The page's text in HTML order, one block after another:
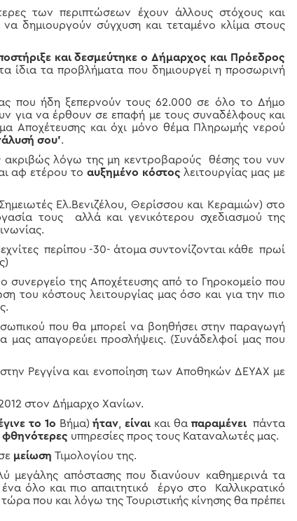
των περιπτώσεων έχουν άλλους στόχους και
δημιουργούν σύγχυση και τεταμένο κλίμα στους
και δεσμεύτηκε ο Δήμαρχος και Πρόεδρος
ίδια τα προβλήματα που δημιουργεί η προσωρινή
που ήδη ξεπερνούν τους 62.000 σε όλο το Δήμο
για να έρθουν σε επαφή με τους συναδέλφους και
Αποχέτευσης και όχι μόνο θέμα Πληρωμής νερού
σου’.
ακριβώς λόγω της μη κεντροβαρούς θέσης του νυν
αφ ετέρου το αυξημένο κόστος λειτουργίας μας με
Ελ.Βενιζέλου, Θερίσσου και Κεραμιών) στο
τους αλλά και γενικότερου σχεδιασμού της
περίπου -30- άτομα συντονίζονται κάθε πρωί
της Αποχέτευσης από το Γηροκομείο που
του κόστους λειτουργίας μας όσο και για την πιο
που θα μπορεί να βοηθήσει στην παραγωγή
μας απαγορεύει προσλήψεις. (Συνάδελφοί μας που
Ρεγγίνα και ενοποίηση των Αποθηκών ΔΕΥΑΧ με
στον Δήμαρχο Χανίων.
το 1ο Βήμα)ήταν,είναι και θα παραμένει πάντα
φθηνότερες υπηρεσίες προς τους Καταναλωτές μας.
μείωση Τιμολογίου της.
μεγάλης απόστασης που διανύουν καθημερινά τα
όλο και πιο απαιτητικό έργο στο Καλλικρατικό
τώρα που και λόγω της Τουριστικής κίνησης θα πρέπει